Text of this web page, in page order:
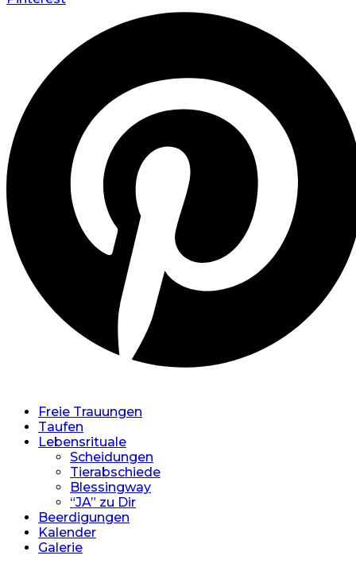
Freie Trauungen
Taufen
Lebensrituale
Scheidungen
Tierabschiede
Blessingway
“JA” zu Dir
Beerdigungen
Kalender
Galerie